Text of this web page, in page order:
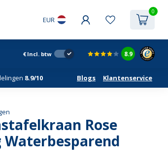
EUR
0
€ Incl. btw 8.9
8.9/10 Blogs Klantenservice
Rose
Waterbesparend